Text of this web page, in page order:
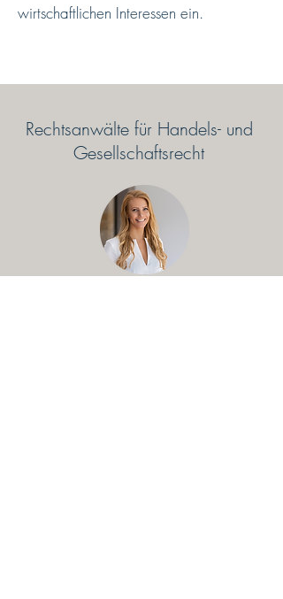
wirtschaftlichen Interessen ein.
Rechtsanwälte für Handels- und
Gesellschaftsrecht